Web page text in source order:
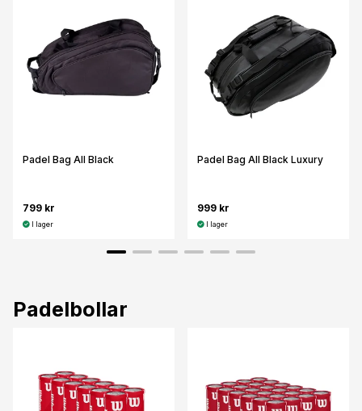
Padel Bag All Black
799 kr
I lager
Padel Bag All Black Luxury
999 kr
I lager
Padelbollar